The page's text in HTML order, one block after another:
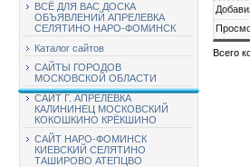
ВСЁ ДЛЯ ВАС ДОСКА
ОБЪЯВЛЕНИЙ АПРЕЛЕВКА
СЕЛЯТИНО НАРО-ФОМИНСК
Каталог сайтов
САЙТЫ ГОРОДОВ
МОСКОВСКОЙ ОБЛАСТИ
САЙТ Г. АПРЕЛЕВКА
КАЛИНИНЕЦ МОСКОВСКИЙ
КОКОШКИНО КРЁКШИНО
САЙТ НАРО-ФОМИНСК
КИЕВСКИЙ СЕЛЯТИНО
ТАШИРОВО АТЕПЦВО
Всего